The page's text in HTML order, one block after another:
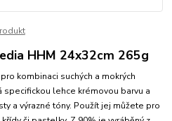
HHM 24x32cm 265g
kombinaci suchých a mokrých
specifickou lehce krémovou barvu a
a výrazné tóny. Použít jej můžete pro